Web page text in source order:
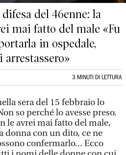
del 46enne: la
mai fatto del male «Fu
in ospedale,
arrestassero»
3 MINUTI DI LETTURA
sera del 15 febbraio lo
so perché lo avesse preso.
le avrei mai fatto del male,
donna con un dito, ce ne
confermarlo... Ecco